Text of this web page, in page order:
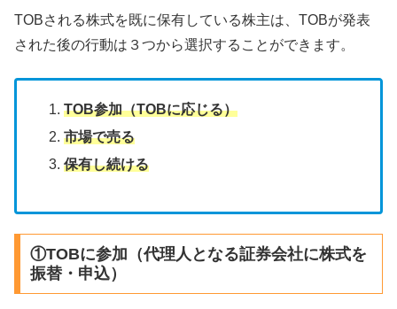
TOBされる株式を既に保有している株主は、TOBが発表
された後の行動は３つから選択することができます。
TOB参加（TOBに応じる）
市場で売る
保有し続ける
①TOBに参加（代理人となる証券会社に株式を
振替・申込）